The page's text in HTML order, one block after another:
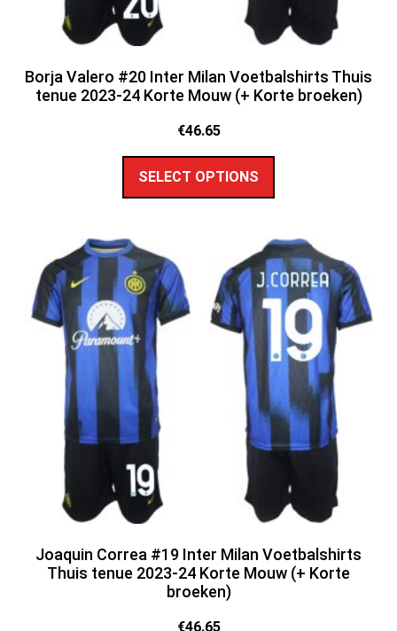
Borja Valero #20 Inter Milan Voetbalshirts Thuis
tenue 2023-24 Korte Mouw (+ Korte broeken)
€46.65
SELECT OPTIONS
Joaquin Correa #19 Inter Milan Voetbalshirts
Thuis tenue 2023-24 Korte Mouw (+ Korte
broeken)
€46.65